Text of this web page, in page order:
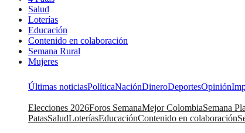
Salud
Loterías
Educación
Contenido en colaboración
Semana Rural
Mujeres
Últimas noticiasPolíticaNaciónDineroDeportesOpinión
Elecciones 2026Foros SemanaMejor ColombiaSemana
PatasSaludLoteríasEducaciónContenido en colaboración